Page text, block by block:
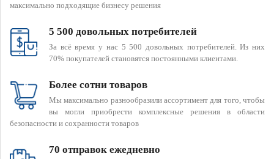
максимально подходящие бизнесу решения
5 500 довольных потребителей
За всё время у нас 5 500 довольных потребителей. Из них
70% покупателей становятся постоянными клиентами.
Более сотни товаров
Мы максимально разнообразили ассортимент для того, чтобы
вы могли приобрести комплексные решения в области
безопасности и сохранности товаров
70 отправок ежедневно